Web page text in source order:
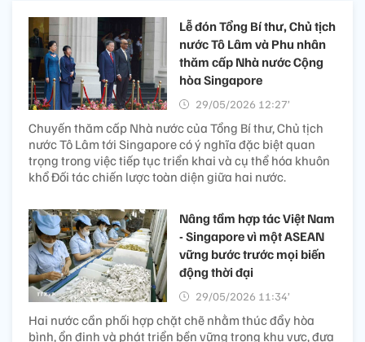
Lễ đón Tổng Bí thư, Chủ tịch
nước Tô Lâm và Phu nhân
thăm cấp Nhà nước Cộng
hòa Singapore
29/05/2026 12:27’
Chuyến thăm cấp Nhà nước của Tổng Bí thư, Chủ tịch
nước Tô Lâm tới Singapore có ý nghĩa đặc biệt quan
trọng trong việc tiếp tục triển khai và cụ thể hóa khuôn
khổ Đối tác chiến lược toàn diện giữa hai nước.
Nâng tầm hợp tác Việt Nam
- Singapore vì một ASEAN
vững bước trước mọi biến
động thời đại
29/05/2026 11:34’
Hai nước cần phối hợp chặt chẽ nhằm thúc đẩy hòa
bình, ổn định và phát triển bền vững trong khu vực, đưa